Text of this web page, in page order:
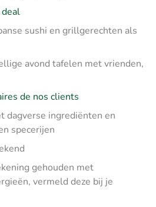
sushi en grillgerechten als
avond tafelen met vrienden,
de nos clients
dagverse ingrediënten en
specerijen
gehouden met
vermeld deze bij je